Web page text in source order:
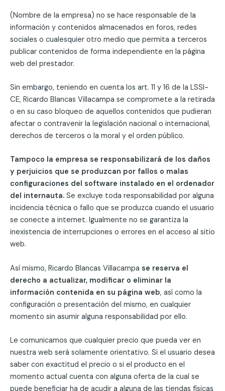
(Nombre de la empresa) no se hace responsable de la
información y contenidos almacenados en foros, redes
sociales o cualesquier otro medio que permita a terceros
publicar contenidos de forma independiente en la página
web del prestador.
Sin embargo, teniendo en cuenta los art. 11 y 16 de la LSSI-
CE, Ricardo Blancas Villacampa se compromete a la retirada
o en su caso bloqueo de aquellos contenidos que pudieran
afectar o contravenir la legislación nacional o internacional,
derechos de terceros o la moral y el orden público.
Tampoco la empresa se responsabilizará de los daños
y perjuicios que se produzcan por fallos o malas
configuraciones del software instalado en el ordenador
del internauta. Se excluye toda responsabilidad por alguna
incidencia técnica o fallo que se produzca cuando el usuario
se conecte a internet. Igualmente no se garantiza la
inexistencia de interrupciones o errores en el acceso al sitio
web.
Así mismo, Ricardo Blancas Villacampa se reserva el
derecho a actualizar, modificar o eliminar la
información contenida en su página web, así como la
configuración o presentación del mismo, en cualquier
momento sin asumir alguna responsabilidad por ello.
Le comunicamos que cualquier precio que pueda ver en
nuestra web será solamente orientativo. Si el usuario desea
saber con exactitud el precio o si el producto en el
momento actual cuenta con alguna oferta de la cual se
puede beneficiar ha de acudir a alguna de las tiendas físicas